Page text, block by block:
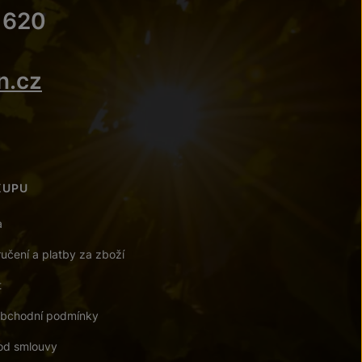
a platby za zboží
podmínky
smlouvy